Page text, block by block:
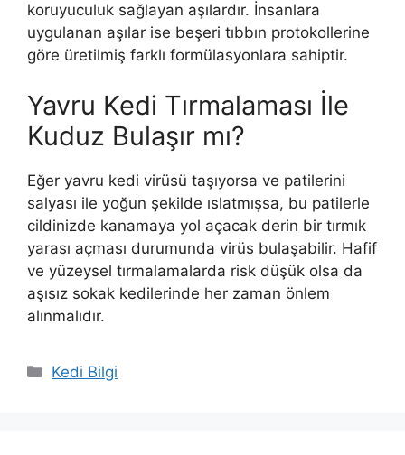
koruyuculuk sağlayan aşılardır. İnsanlara
uygulanan aşılar ise beşeri tıbbın protokollerine
göre üretilmiş farklı formülasyonlara sahiptir.
Yavru Kedi Tırmalaması İle
Kuduz Bulaşır mı?
Eğer yavru kedi virüsü taşıyorsa ve patilerini
salyası ile yoğun şekilde ıslatmışsa, bu patilerle
cildinizde kanamaya yol açacak derin bir tırmık
yarası açması durumunda virüs bulaşabilir. Hafif
ve yüzeysel tırmalamalarda risk düşük olsa da
aşısız sokak kedilerinde her zaman önlem
alınmalıdır.
Kategoriler
Kedi Bilgi